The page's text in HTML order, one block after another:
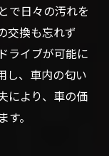
で日々の汚れを
交換も忘れず
ライブが可能に
し、車内の匂い
により、車の価
。